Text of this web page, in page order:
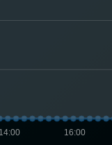
16:00
14:00